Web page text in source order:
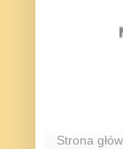
Strona